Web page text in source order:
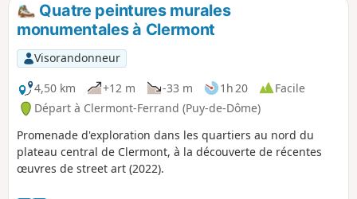
Quatre peintures murales
monumentales à Clermont
Visorandonneur
4,50 km
+12 m -33 m 1h 20
Facile
Départ à Clermont-Ferrand (Puy-de-Dôme)
Promenade d'exploration dans les quartiers au nord du
plateau central de Clermont, à la découverte de récentes
œuvres de street art (2022).